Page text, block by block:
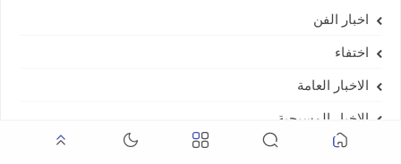
اخبار الفن
اختفاء
الاخبار العامة
الاخبار المسيحية
الوفيات التعازي